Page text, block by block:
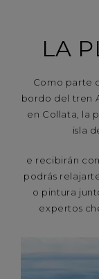
LA
Como parte
bordo del tren
en Collata, la
isla
e recibirán
podrás
o pintura
expertos